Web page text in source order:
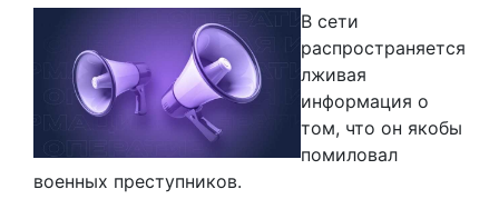
В сети
распространяется
лживая
информация о
том, что он якобы
помиловал
военных преступников.